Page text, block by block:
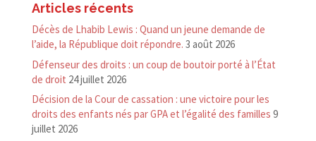
Articles récents
Décès de Lhabib Lewis : Quand un jeune demande de
l’aide, la République doit répondre. 3 août 2026
Défenseur des droits : un coup de boutoir porté à l’État
de droit 24 juillet 2026
Décision de la Cour de cassation : une victoire pour les
droits des enfants nés par GPA et l’égalité des familles 9
juillet 2026